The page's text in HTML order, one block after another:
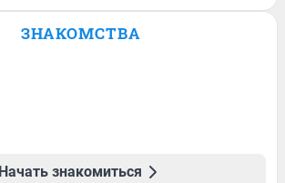
ЗНАКОМСТВА
Начать знакомиться